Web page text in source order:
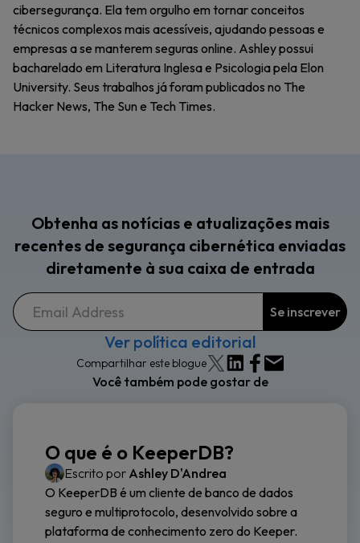
cibersegurança. Ela tem orgulho em tornar conceitos
técnicos complexos mais acessíveis, ajudando pessoas e
empresas a se manterem seguras online. Ashley possui
bacharelado em Literatura Inglesa e Psicologia pela Elon
University. Seus trabalhos já foram publicados no The
Hacker News, The Sun e Tech Times.
Obtenha as notícias e atualizações mais
recentes de segurança cibernética enviadas
diretamente à sua caixa de entrada
Ver política editorial
Compartilhar este blogue
Você também pode gostar de
O que é o KeeperDB?
Escrito por Ashley D'Andrea
O KeeperDB é um cliente de banco de dados
seguro e multiprotocolo, desenvolvido sobre a
plataforma de conhecimento zero do Keeper.